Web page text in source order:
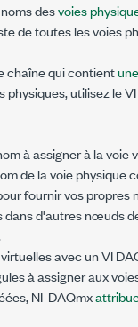
desvoies
de toutes les voies
chaîne qui contient
physiques, utilisez le VI
à assigner à la voie
de la voie physique
fournir vos propres
dans d'autres nœuds
avec un VI
à assigner aux
NI-DAQmx